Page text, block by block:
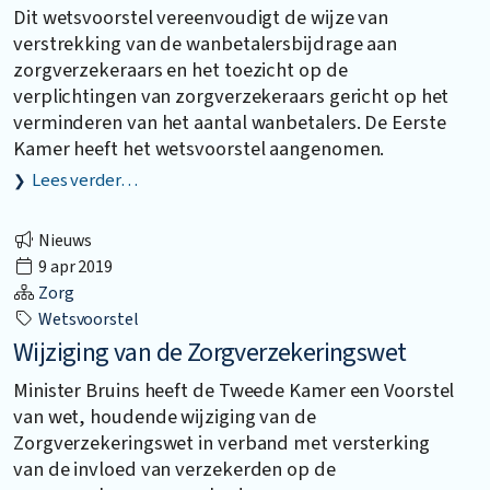
Dit wetsvoorstel vereenvoudigt de wijze van
verstrekking van de wanbetalersbijdrage aan
zorgverzekeraars en het toezicht op de
verplichtingen van zorgverzekeraars gericht op het
verminderen van het aantal wanbetalers. De Eerste
Kamer heeft het wetsvoorstel aangenomen.
Lees verder…
Nieuws
9 apr 2019
Zorg
Wetsvoorstel
Wijziging van de Zorgverzekeringswet
Minister Bruins heeft de Tweede Kamer een Voorstel
van wet, houdende wijziging van de
Zorgverzekeringswet in verband met versterking
van de invloed van verzekerden op de